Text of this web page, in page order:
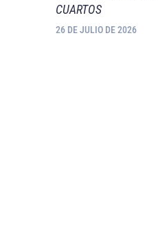
CUARTOS
26 DE JULIO DE 2026